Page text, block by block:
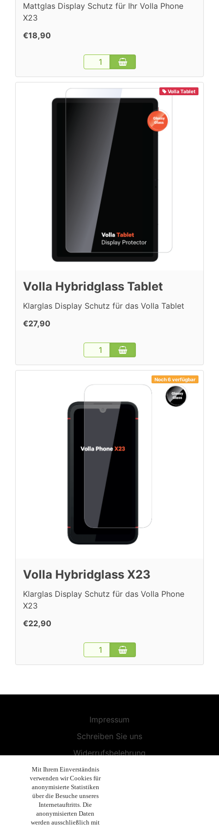
Mattglas Display Schutz für Ihr Volla Phone
X23
€18,90
Volla Tablet
Volla Hybridglass Tablet
Klarglas Display Schutz für das Volla Tablet
€27,90
Noch 6 verfügbar
Volla Hybridglass X23
Klarglas Display Schutz für das Volla Phone
X23
€22,90
Impressum
Schreiben Sie uns
Widerrufsbelehrung
Allgemeine Geschäftsbedingungen
Endbenutzer-Lizenzvereinbarung
Datenschutzerklärung
Geschäftsethik
Mit Ihrem Einverständnis
verwenden wir Cookies für
anonymisierte Statistiken
über die Besuche unseres
Internetauftritts. Die
anonymisierten Daten
werden ausschließlich mit